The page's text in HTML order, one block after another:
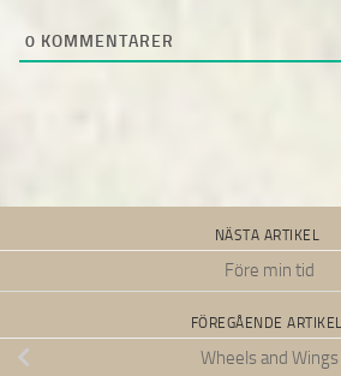
0 KOMMENTARER
NÄSTA ARTIKEL
Före min tid
FÖREGÅENDE ARTIKEL
Wheels and Wings